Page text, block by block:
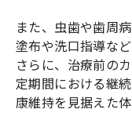
また、虫歯や歯周
塗布や洗口指導な
さらに、治療前の
定期間における継
康維持を見据えた